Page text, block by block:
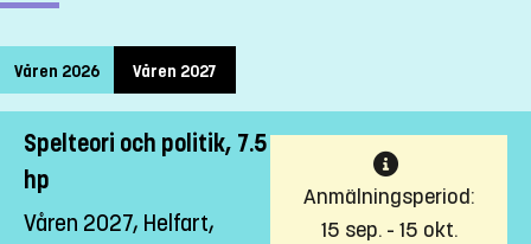
Våren 2026 Våren 2027
Spelteori och politik, 7.5
hp
Våren 2027, Helfart,
Anmälningsperiod:
15 sep. - 15 okt.